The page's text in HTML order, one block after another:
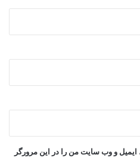
ایمیل و وب سایت من را در این مرورگر